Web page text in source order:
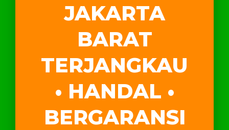
JAKARTA
BARAT
TERJANGKAU
• HANDAL •
BERGARANSI